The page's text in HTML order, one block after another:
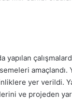
yapılan
yer verildi.
ve projeden